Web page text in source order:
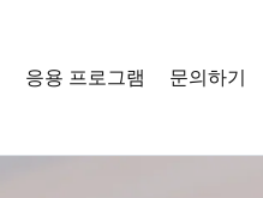
응용 프로그램 문의하기